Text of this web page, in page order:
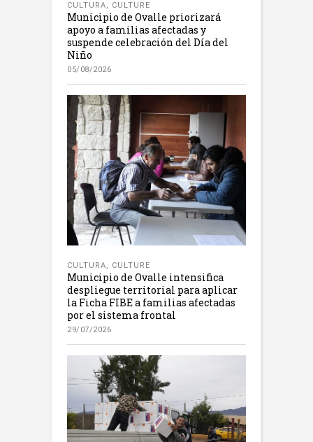
CULTURA, CULTURE
Municipio de Ovalle priorizará
apoyo a familias afectadas y
suspende celebración del Día del
Niño
05/08/2026
CULTURA, CULTURE
Municipio de Ovalle intensifica
despliegue territorial para aplicar
la Ficha FIBE a familias afectadas
por el sistema frontal
29/07/2026